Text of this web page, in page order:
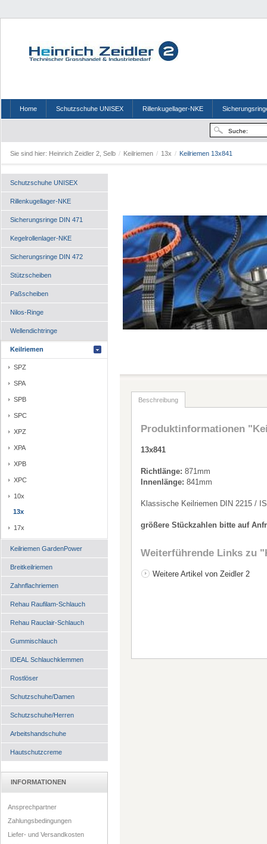
Home Schutzschuhe UNISEX Rillenkugellager-NKE
Sie sind hier: Heinrich Zeidler 2, Selb / Keilriemen / 13x / Keilriemen 13x841
Schutzschuhe UNISEX
Rillenkugellager-NKE
Sicherungsringe DIN 471
Kegelrollenlager-NKE
Sicherungsringe DIN 472
Stützscheiben
Paßscheiben
Nilos-Ringe
Wellendichtringe
Keilriemen
SPZ
SPA
SPB
SPC
XPZ
XPA
XPB
XPC
10x
13x
17x
Keilriemen GardenPower
Breitkeilriemen
Zahnflachriemen
Rehau Raufilam-Schlauch
Rehau Rauclair-Schlauch
Gummischlauch
IDEAL Schlauchklemmen
Rostlöser
Schutzschuhe/Damen
Schutzschuhe/Herren
Arbeitshandschuhe
Hautschutzcreme
INFORMATIONEN
Ansprechpartner
Zahlungsbedingungen
Liefer- und Versandkosten
Beschreibung
Produktinformationen
13x841
Richtlänge: 871mm
Innenlänge: 841mm
Klassische Keilriemen DIN 2215 /
größere Stückzahlen bitte auf
Weiterführende Links zu
Weitere Artikel von Zeidler 2